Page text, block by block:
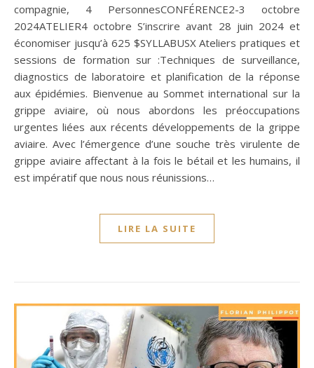
compagnie, 4 PersonnesCONFÉRENCE2-3 octobre
2024ATELIER4 octobre S’inscrire avant 28 juin 2024 et
économiser jusqu’à 625 $SYLLABUSX Ateliers pratiques et
sessions de formation sur :Techniques de surveillance,
diagnostics de laboratoire et planification de la réponse
aux épidémies. Bienvenue au Sommet international sur la
grippe aviaire, où nous abordons les préoccupations
urgentes liées aux récents développements de la grippe
aviaire. Avec l’émergence d’une souche très virulente de
grippe aviaire affectant à la fois le bétail et les humains, il
est impératif que nous nous réunissions…
LIRE LA SUITE